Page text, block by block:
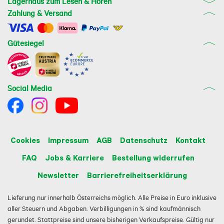
Zahlung & Versand
Gütesiegel
Social Media
Cookies Impressum AGB Datenschutz
Kontakt
FAQ
Jobs & Karriere
Bestellung widerrufen
Newsletter
Barrierefreiheitserklärung
Lieferung nur innerhalb Österreichs möglich. Alle Preise in Euro inklusive
aller Steuern und Abgaben. Verbilligungen in % sind kaufmännisch
gerundet. Stattpreise sind unsere bisherigen Verkaufspreise. Gültig nur